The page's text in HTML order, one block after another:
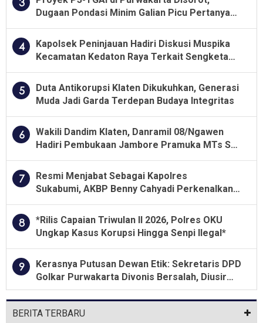
Dugaan Pondasi Minim Galian Picu Pertanyaan
4
Kapolsek Peninjauan Hadiri Diskusi Muspika
Kecamatan Kedaton Raya Terkait Sengketa
5
Duta Antikorupsi Klaten Dikukuhkan, Generasi
Muda Jadi Garda Terdepan Budaya Integritas
6
Wakili Dandim Klaten, Danramil 08/Ngawen
Hadiri Pembukaan Jambore Pramuka MTs Se-
7
Resmi Menjabat Sebagai Kapolres
Sukabumi, AKBP Benny Cahyadi Perkenalkan
8
*Rilis Capaian Triwulan II 2026, Polres OKU
Ungkap Kasus Korupsi Hingga Senpi Ilegal*
9
Kerasnya Putusan Dewan Etik: Sekretaris DPD
Golkar Purwakarta Divonis Bersalah, Diusir
Dari Jabatan Selama Empat Tahun
BERITA TERBARU